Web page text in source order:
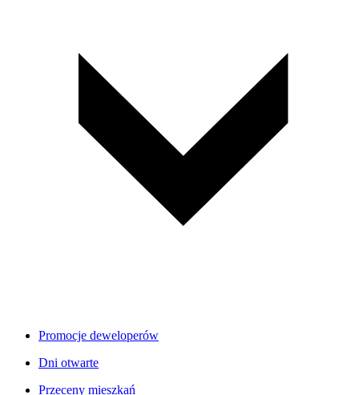
Promocje deweloperów
Dni otwarte
Przeceny mieszkań